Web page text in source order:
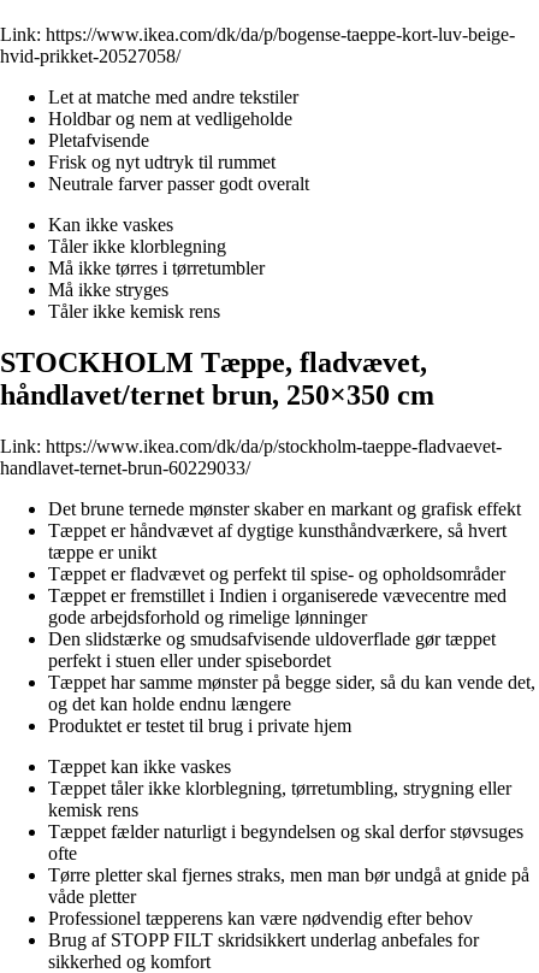
Link: https://www.ikea.com/dk/da/p/bogense-taeppe-kort-luv-beige-
hvid-prikket-20527058/
Let at matche med andre tekstiler
Holdbar og nem at vedligeholde
Pletafvisende
Frisk og nyt udtryk til rummet
Neutrale farver passer godt overalt
Kan ikke vaskes
Tåler ikke klorblegning
Må ikke tørres i tørretumbler
Må ikke stryges
Tåler ikke kemisk rens
STOCKHOLM Tæppe, fladvævet,
håndlavet/ternet brun, 250×350 cm
Link: https://www.ikea.com/dk/da/p/stockholm-taeppe-fladvaevet-
handlavet-ternet-brun-60229033/
Det brune ternede mønster skaber en markant og grafisk effekt
Tæppet er håndvævet af dygtige kunsthåndværkere, så hvert
tæppe er unikt
Tæppet er fladvævet og perfekt til spise- og opholdsområder
Tæppet er fremstillet i Indien i organiserede vævecentre med
gode arbejdsforhold og rimelige lønninger
Den slidstærke og smudsafvisende uldoverflade gør tæppet
perfekt i stuen eller under spisebordet
Tæppet har samme mønster på begge sider, så du kan vende det,
og det kan holde endnu længere
Produktet er testet til brug i private hjem
Tæppet kan ikke vaskes
Tæppet tåler ikke klorblegning, tørretumbling, strygning eller
kemisk rens
Tæppet fælder naturligt i begyndelsen og skal derfor støvsuges
ofte
Tørre pletter skal fjernes straks, men man bør undgå at gnide på
våde pletter
Professionel tæpperens kan være nødvendig efter behov
Brug af STOPP FILT skridsikkert underlag anbefales for
sikkerhed og komfort